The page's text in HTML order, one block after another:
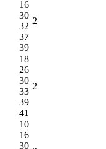
16
30
32
37
39
2
18
26
30
33
39
41
2
10
16
30